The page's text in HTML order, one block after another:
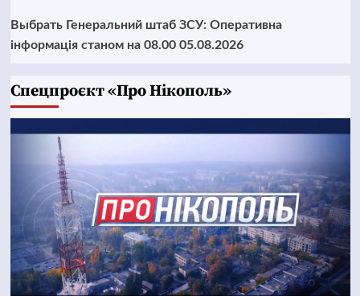
Выбрать Генеральний штаб ЗСУ: Оперативна
інформація станом на 08.00 05.08.2026
Cпецпроєкт «Про Нікополь»